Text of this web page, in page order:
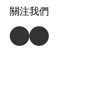
關注我們